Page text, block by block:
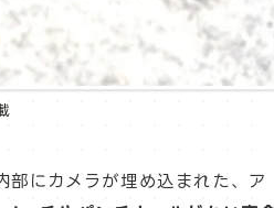
にカメラが埋め込まれた、ア